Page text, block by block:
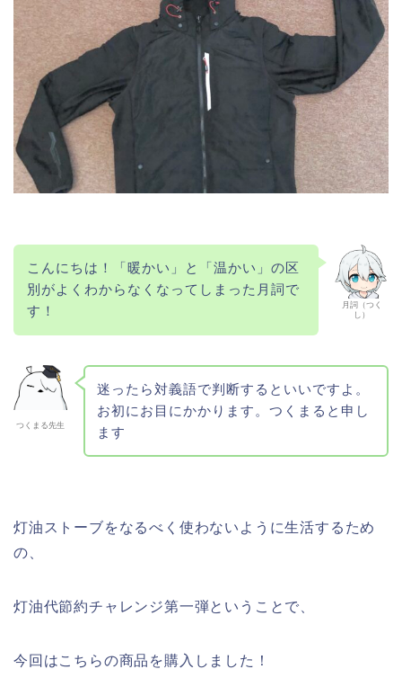
月詞（つく
し）
こんにちは！「暖かい」と「温かい」の区
別がよくわからなくなってしまった月詞で
す！
つくまる先生
迷ったら対義語で判断するといいですよ。
お初にお目にかかります。つくまると申し
ます
灯油ストーブをなるべく使わないように生活するため
の、
灯油代節約チャレンジ第一弾ということで、
今回はこちらの商品を購入しました！